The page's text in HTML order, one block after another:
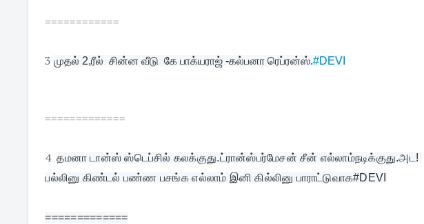
============
3முதல் 2,ரீல்  சின்ன வீடு  கே பாக்யராஜ் -கல்பனா ரெப்ரன்ஸ்.#DEVI
=============
4தமனா டான்ஸ் ஸ்டெப்சில் கலக்குது.ட்ரான்ஸ்பர்மேசன் சீன் எல்லாம்நடிக்குது.அட!
பல்லினு கிண்டல் பண்ண பசங்க எல்லாம் இனி கில்லினு பாராட்டுவாக#DEVI
=============